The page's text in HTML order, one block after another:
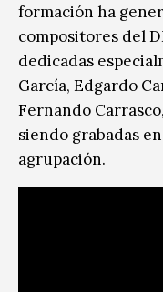
formación ha
compositores del
dedicadas
García, Edgardo
Fernando
siendo grabadas
agrupación.